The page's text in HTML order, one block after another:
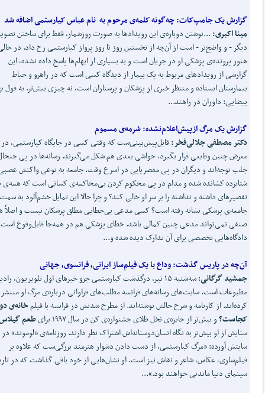
گزارش یک جامپکات:چهگونه کلمه‌ی مرحوم به نام عباس کیارستمی اضافه شد
مینا اکبری: ...نوشتن دوباره‌ی این رویداد‌ها به صورت روزشمار، فقط برای ساختن
دیگر - و واضح‌تر - است از آن‌چه از نخستین روز تا روز پرواز کیارستمی رخ داد. در
هنوز پرونده‌ی پزشکی او در جریان است و به بسیاری از ابهام‌ها پاسخ داده نشده، این
گزارشی از رویداد‌های مربوط به یک بیمار از دیدگاه کسی است که در راهرو و حیاط
بیمارستان ایستاده و منتظر خبری از پزشکان و پرستاران است، نه چیزی بیش‌تر. به قول
بیضایی: داوران در راهند...
گزارش یک مرگ ازپیشاعلامنشده:سُرمه‌ی مسموم
دکتر مصطفی جلالیفخر:قابل‌پیش‌بینی‌ست که وقتی کسی در جایگاه کیارستمی، در
معرض چنین وقایعی قرار بگیرد، حواشی بعدی هم شکل می‌گیرند. رسانه‌ها در پی
جلب توجه‌اند و دیگران در پی مقصریابی در اسرع وقت. جامعه به نوعی واکنش
شتابزده کشانده شده و مدام در پی محکوم کردن بی‌محاکمه‌ی‌ کسانی است که همه‌ی
تقصیرهای داشته و نداشته را بر سر او خالی کند؟ و چرا حالا این تمایل خشم‌آلود به
جامعه‌ی پزشکی نشانه رفته است؟ کسی مدعی بی‌خطایی مطلق پزشکان نیست و اصلاً
صنفی نمی‌تواند مدعی چنین کمالی باشد. خطای پزشکی هم در همه‌جا قابل‌وقوع
دادگاه‌هایی تخصصی برای آن تدارک دیده شده و...
آنچه در پاریس گذشت:وداع با یک فیلمساز ایرانی، فرانسوی، جهانی
جمشید گرگانی
: سه‌شنبه ۱۵ تیر، درگذشت کیارستمی جزو خبرهای اول تلویزیون،
مطبوعات است. سایت‌های رسانه‌های فرانسه مطلب‌های فراوانی درباره‌ی مرگ او منتشر
کرده‌اند. از کارنامه و شرح حالش نوشته‌اند. از مطرح شدنش در فرانسه با فیلمخانه‌ی
کجاست؟و بیش‌تر از جایزه‌ی نخل طلای جشنواره‌ی کن در سال ۱۹۹۷ برای
طعم
ستایش از او بیش‌تر به نگاه انسان‌دوستانه‌اش اشتراک نظر دارند. روزنامه‌ی «لوموند» در
سایتش آورده: «مرگ کیارستمی، از دست دادن دشوار هنرمند بزرگی‌ست که علاوه بر
فیلم‌سازی، عکاس، شاعر و نقاش نیز است. او نشان‌هایی از خود باقی گذاشت که در
سینمای دنیا ماندنی خواهند بود.»...